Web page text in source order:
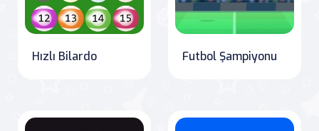
Hızlı Bilardo Futbol Şampiyonu